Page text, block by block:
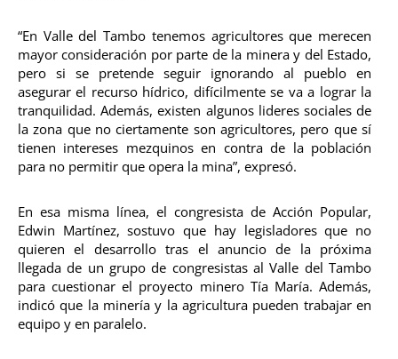
“En Valle del Tambo tenemos agricultores que merecen
mayor consideración por parte de la minera y del Estado,
pero si se pretende seguir ignorando al pueblo en
asegurar el recurso hídrico, difícilmente se va a lograr la
tranquilidad. Además, existen algunos lideres sociales de
la zona que no ciertamente son agricultores, pero que sí
tienen intereses mezquinos en contra de la población
para no permitir que opera la mina”, expresó.
En esa misma línea, el congresista de Acción Popular,
Edwin Martínez, sostuvo que hay legisladores que no
quieren el desarrollo tras el anuncio de la próxima
llegada de un grupo de congresistas al Valle del Tambo
para cuestionar el proyecto minero Tía María. Además,
indicó que la minería y la agricultura pueden trabajar en
equipo y en paralelo.